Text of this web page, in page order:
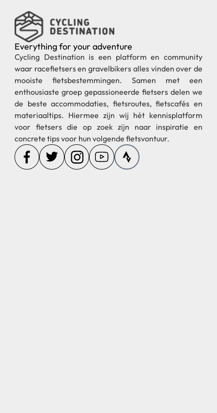
Everything for your adventure
Cycling Destination is een platform en community
waar racefietsers en gravelbikers alles vinden over de
mooiste fietsbestemmingen. Samen met een
enthousiaste groep gepassioneerde fietsers delen we
de beste accommodaties, fietsroutes, fietscafés en
materiaaltips. Hiermee zijn wij hét kennisplatform
voor fietsers die op zoek zijn naar inspiratie en
concrete tips voor hun volgende fietsvontuur.